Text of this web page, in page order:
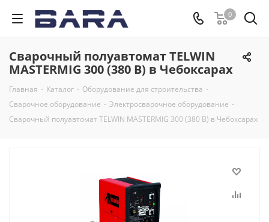
0
Сварочный полуавтомат TELWIN
MASTERMIG 300 (380 В) в Чебоксарах
Главная - Каталог - Оборудование для строительства -
Сварочное оборудование - Электросварочное оборудование -
Сварочный полуавтомат TELWIN MASTERMIG 300 (380 В) в Чебоксарах